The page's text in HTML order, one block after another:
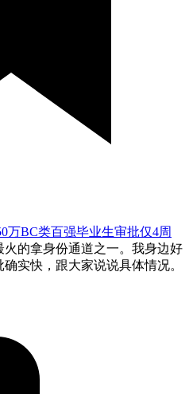
万BC类百强毕业生审批仅4周
的拿身份通道之一。我身边好
实快，跟大家说说具体情况。